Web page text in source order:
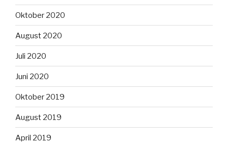
Oktober 2020
August 2020
Juli 2020
Juni 2020
Oktober 2019
August 2019
April 2019